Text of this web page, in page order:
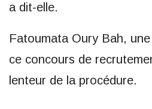
a dit-elle.
Fatoumata Oury Bah,
ce concours de
lenteur de la procédure.